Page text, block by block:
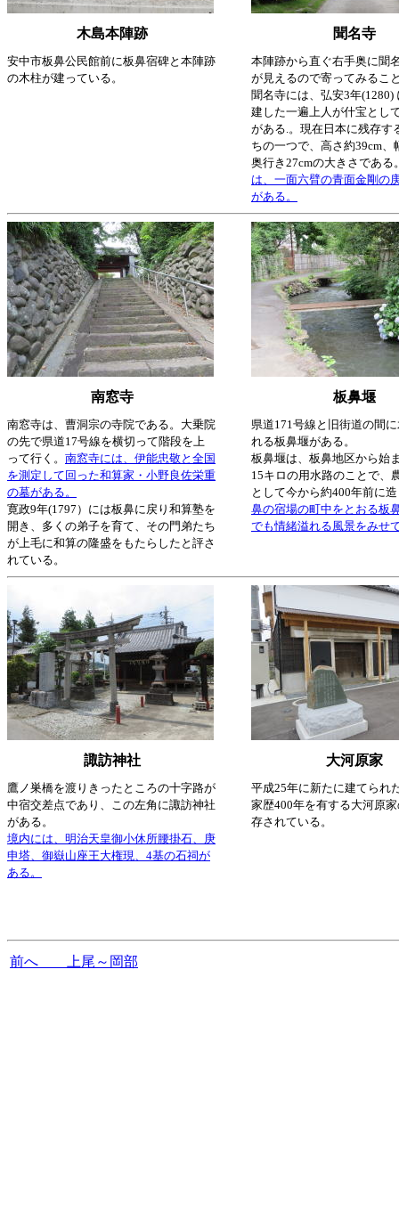
木島本陣跡 聞名寺
安中市板鼻公民館前に板鼻宿碑と本陣跡
の木柱が建っている。
本陣跡から直ぐ右手奥に聞
が見えるので寄ってみるこ
聞名寺には、弘安3年(1280)
建した一遍上人が什宝とし
がある.。現在日本に残存す
ちの一つで、高さ約39cm、
奥行き27cmの大きさである
は、一面六臂の青面金剛の
がある。
南窓寺 板鼻堰
南窓寺は、曹洞宗の寺院である。大乗院
の先で県道17号線を横切って階段を上
って行く。 南窓寺には、伊能忠敬と全国
を測定して回った和算家・小野良佐栄重
の墓がある。
寛政9年(1797）には板鼻に戻り和算塾を
開き、多くの弟子を育て、その門弟たち
が上毛に和算の隆盛をもたらしたと評さ
れている。
県道171号線と旧街道の間
れる板鼻堰がある。
板鼻堰は、板鼻地区から始
15キロの用水路のことで、
として今から約400年前に
鼻の宿場の町中をとおる板
でも情緒溢れる風景をみせ
諏訪神社 大河原家
鷹ノ巣橋を渡りきったところの十字路が
中宿交差点であり、この左角に諏訪神社
がある。
境内には、明治天皇御小休所腰掛石、庚
申塔、御嶽山座王大権現、4基の石祠が
ある。
平成25年に新たに建てられ
家歴400年を有する大河原
存されている。
前へ 上尾～岡部